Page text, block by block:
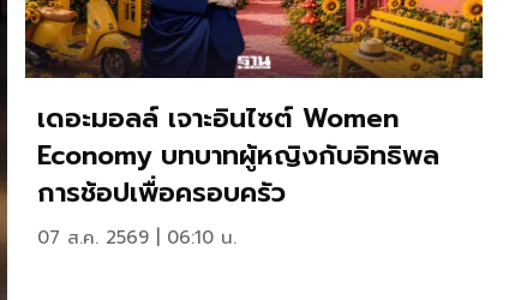
เดอะมอลล์ เจาะอินไซต์ Women
Economy บทบาทผู้หญิงกับอิทธิพล
การช้อปเพื่อครอบครัว
07 ส.ค. 2569 | 06:10 น.